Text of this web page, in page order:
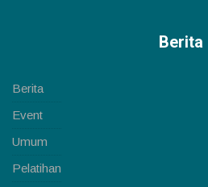
Berita
Berita
Event
Umum
Pelatihan